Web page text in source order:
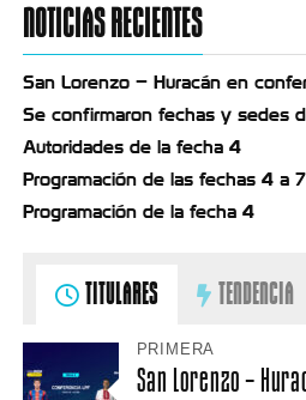
NOTICIAS RECIENTES
San Lorenzo – Huracán en
Se confirmaron fechas y sedes
Autoridades de la fecha 4
Programación de las fechas 4 a 7
Programación de la fecha 4
TITULARES TENDENCIA
PRIMERA
San Lorenzo –